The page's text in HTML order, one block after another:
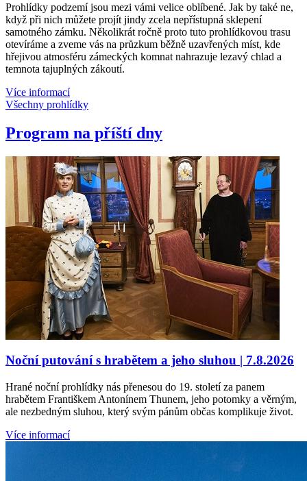
Prohlídky podzemí jsou mezi vámi velice oblíbené. Jak by také ne,
když při nich můžete projít jindy zcela nepřístupná sklepení
samotného zámku. Několikrát ročně proto tuto prohlídkovou trasu
otevíráme a zveme vás na průzkum běžně uzavřených míst, kde
hřejivou atmosféru zámeckých komnat nahrazuje lezavý chlad a
temnota tajuplných zákoutí.
Více informací
Všechny prohlídky
Program na příští dny
Noční putování s hrabětem a jeho sluhou | 7.8.2026
Hrané noční prohlídky nás přenesou do 19. století za panem
hrabětem Františkem Antonínem Thunem, jeho potomky a věrným,
ale nezbedným sluhou, který svým pánům občas komplikuje život.
Více informací